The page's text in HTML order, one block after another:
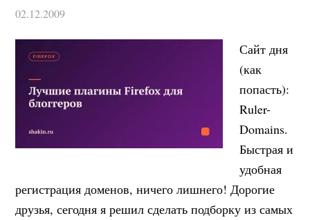
02.12.2009
Сайт дня
(как
попасть):
Ruler-
Domains.
Быстрая и
удобная
регистрация доменов, ничего лишнего! Дорогие
друзья, сегодня я решил сделать подборку из самых